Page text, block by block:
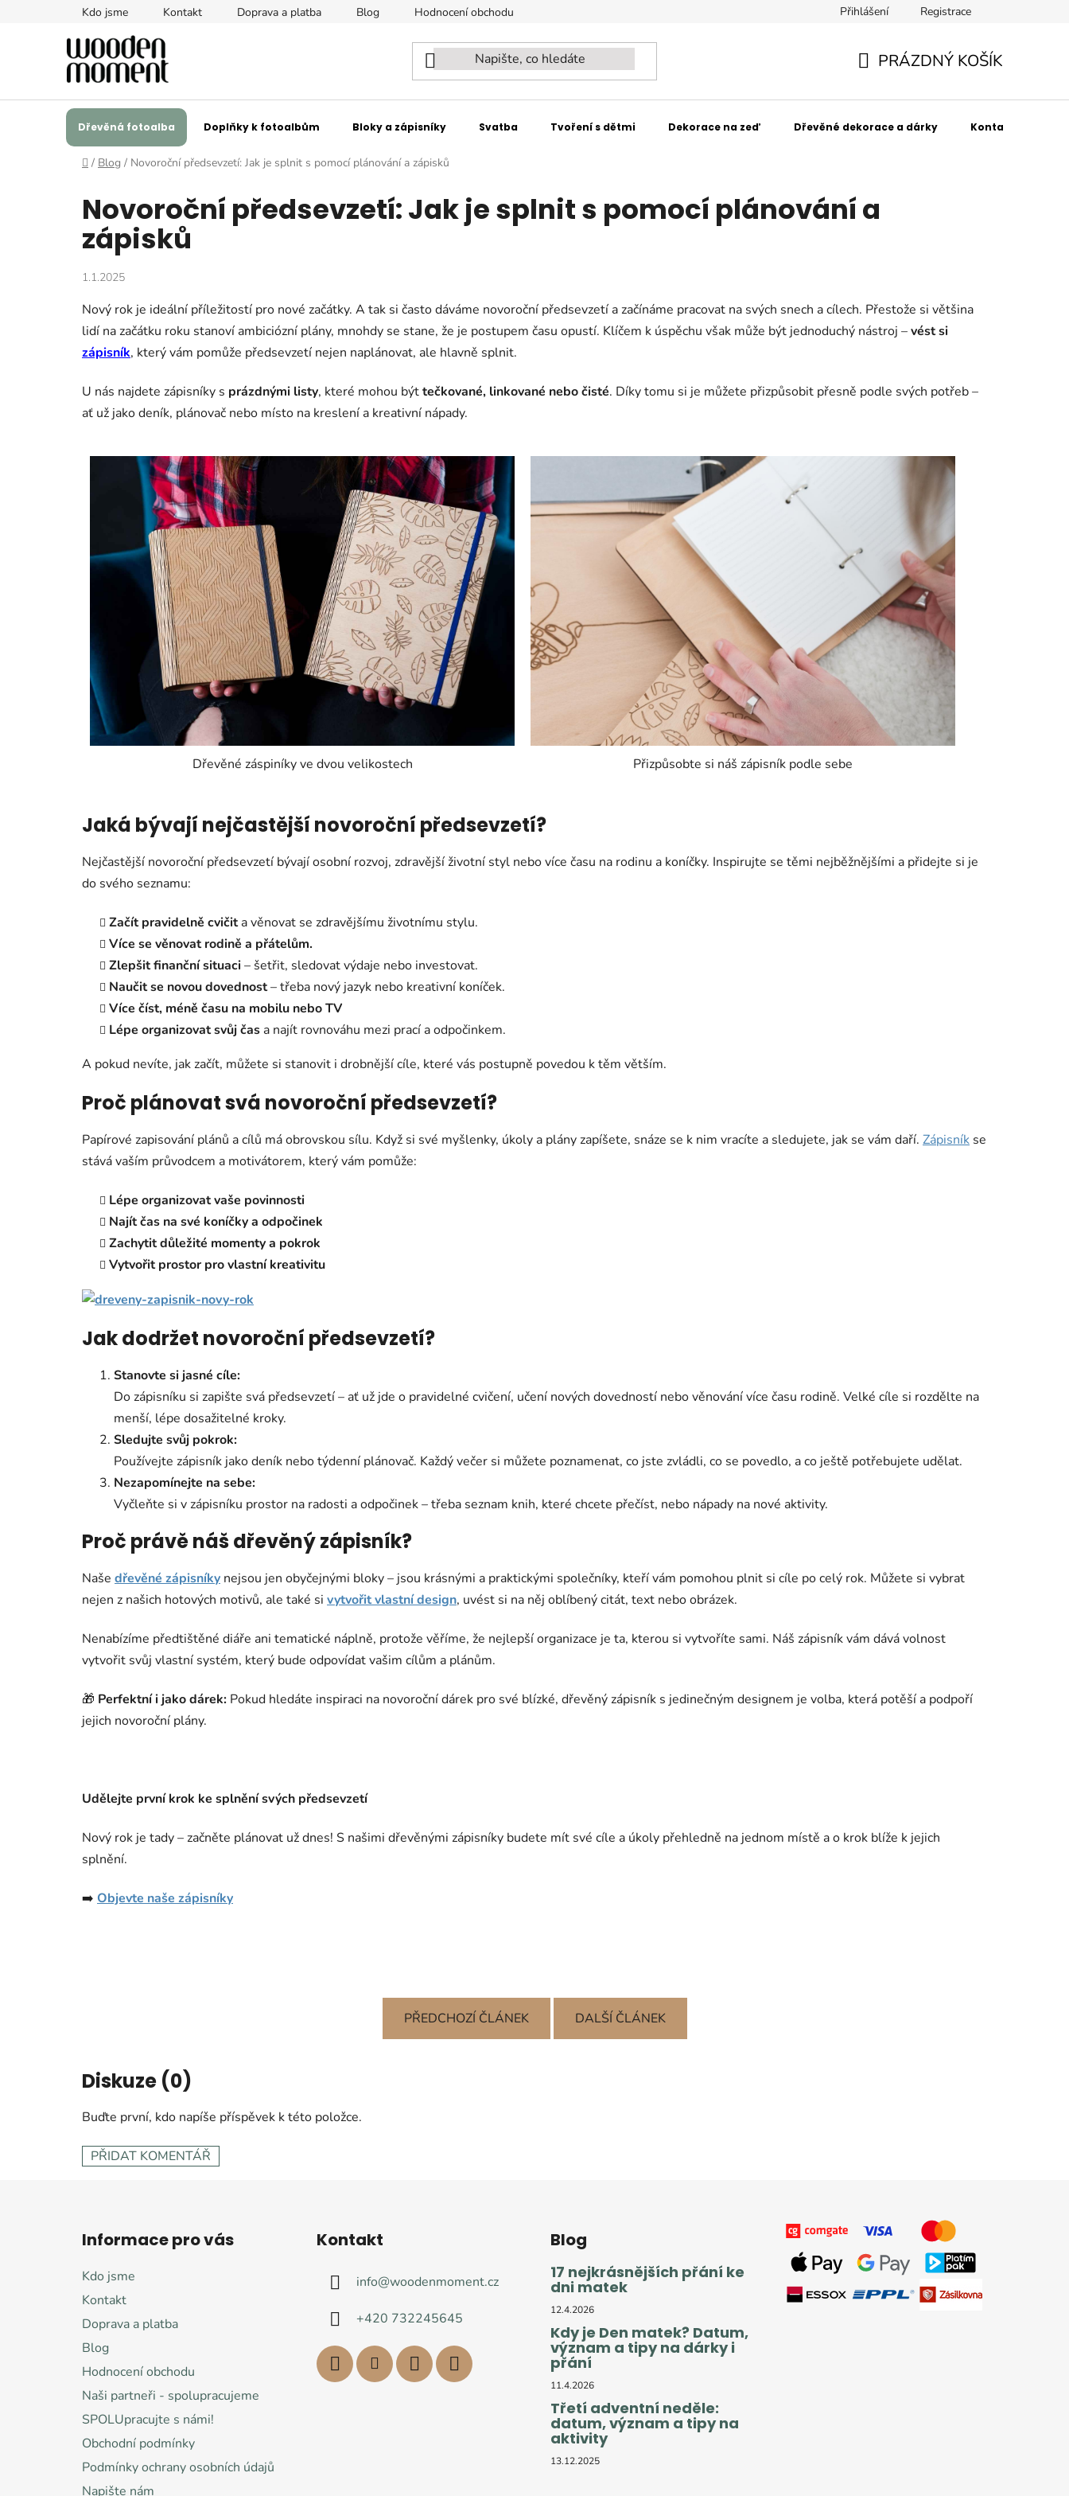
Kdo jsme Kontakt Doprava a platba Blog Hodnocení obchodu SPOLUpracujte s námi! Obchodní podmínky
Přihlášení Registrace
KOŠÍK
PRÁZDNÝ KOŠÍK
Dřevěná fotoalba Doplňky k fotoalbům Bloky a zápisníky Svatba Tvoření s dětmi Dekorace na zeď Dřevěné dekorace a dárky Kontakt
Domů
/ Blog / Novoroční předsevzetí: Jak je splnit s pomocí plánování a zápisků
Novoroční předsevzetí: Jak je splnit s pomocí plánování a
zápisků
1.1.2025
Nový rok je ideální příležitostí pro nové začátky. A tak si často dáváme novoroční předsevzetí a začínáme pracovat na svých snech a cílech. Přestože si většina
lidí na začátku roku stanoví ambiciózní plány, mnohdy se stane, že je postupem času opustí. Klíčem k úspěchu však může být jednoduchý nástroj –vést si
zápisník, který vám pomůže předsevzetí nejen naplánovat, ale hlavně splnit.
U nás najdete zápisníky s prázdnými listy, které mohou býttečkované, linkované nebo čisté. Díky tomu si je můžete přizpůsobit přesně podle svých potřeb –
ať už jako deník, plánovač nebo místo na kreslení a kreativní nápady.
Dřevěné záspiníky ve dvou velikostech Přizpůsobte si náš zápisník podle sebe
Jaká bývají nejčastější novoroční předsevzetí?
Nejčastější novoroční předsevzetí bývají osobní rozvoj, zdravější životní styl nebo více času na rodinu a koníčky. Inspirujte se těmi nejběžnějšími a přidejte si je
do svého seznamu:
Začít pravidelně cvičita věnovat se zdravějšímu životnímu stylu.
Více se věnovat rodině a přátelům.
Zlepšit finanční situaci– šetřit, sledovat výdaje nebo investovat.
Naučit se novou dovednost– třeba nový jazyk nebo kreativní koníček.
Více číst, méně času na mobilu nebo TV
Lépe organizovat svůj čas a najít rovnováhu mezi prací a odpočinkem.
A pokud nevíte, jak začít, můžete si stanovit i drobnější cíle, které vás postupně povedou k těm větším.
Proč plánovat svá novoroční předsevzetí?
Papírové zapisování plánů a cílů má obrovskou sílu. Když si své myšlenky, úkoly a plány zapíšete, snáze se k nim vracíte a sledujete, jak se vám daří. Zápisník se
stává vaším průvodcem a motivátorem, který vám pomůže:
Lépe organizovat vaše povinnosti
Najít čas na své koníčky a odpočinek
Zachytit důležité momenty a pokrok
Vytvořit prostor pro vlastní kreativitu
Jak dodržet novoroční předsevzetí?
Stanovte si jasné cíle:
Do zápisníku si zapište svá předsevzetí – ať už jde o pravidelné cvičení, učení nových dovedností nebo věnování více času rodině. Velké cíle si rozdělte na
menší, lépe dosažitelné kroky.
Sledujte svůj pokrok:
Používejte zápisník jako deník nebo týdenní plánovač. Každý večer si můžete poznamenat, co jste zvládli, co se povedlo, a co ještě potřebujete udělat.
Nezapomínejte na sebe:
Vyčleňte si v zápisníku prostor na radosti a odpočinek – třeba seznam knih, které chcete přečíst, nebo nápady na nové aktivity.
Proč právě náš dřevěný zápisník?
Naše dřevěné zápisníky nejsou jen obyčejnými bloky – jsou krásnými a praktickými společníky, kteří vám pomohou plnit si cíle po celý rok. Můžete si vybrat
nejen z našich hotových motivů, ale také si vytvořit vlastní design, uvést si na něj oblíbený citát, text nebo obrázek.
Nenabízíme předtištěné diáře ani tematické náplně, protože věříme, že nejlepší organizace je ta, kterou si vytvoříte sami. Náš zápisník vám dává volnost
vytvořit svůj vlastní systém, který bude odpovídat vašim cílům a plánům.
🎁 Perfektní i jako dárek: Pokud hledáte inspiraci na novoroční dárek pro své blízké, dřevěný zápisník s jedinečným designem je volba, která potěší a podpoří
jejich novoroční plány.
Udělejte první krok ke splnění svých předsevzetí
Nový rok je tady – začněte plánovat už dnes! S našimi dřevěnými zápisníky budete mít své cíle a úkoly přehledně na jednom místě a o krok blíže k jejich
splnění.
➡️ Objevte naše zápisníky
PŘEDCHOZÍ ČLÁNEK DALŠÍ ČLÁNEK
Diskuze (0)
Buďte první, kdo napíše příspěvek k této položce.
PŘIDAT KOMENTÁŘ
Informace pro vás
Kdo jsme
Kontakt
Doprava a platba
Blog
Hodnocení obchodu
Naši partneři - spolupracujeme
SPOLUpracujte s námi!
Obchodní podmínky
Podmínky ochrany osobních údajů
Napište nám
Kontakt
info@woodenmoment.cz
+420 732245645
Blog
17 nejkrásnějších přání ke
dni matek
12.4.2026
Kdy je Den matek? Datum,
význam a tipy na dárky i
přání
11.4.2026
Třetí adventní neděle:
datum, význam a tipy na
aktivity
13.12.2025